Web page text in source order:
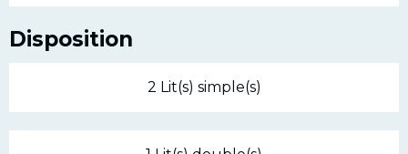
Disposition
2 Lit(s) simple(s)